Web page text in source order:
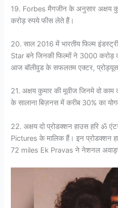
19. Forbes मैगजीन के अनुसार अक्षय
करोड़ रुपये फीस लेते हैं।
20. साल 2016 में भारतीय फिल्म
Star बने जिनकी फिल्मों ने 3000 करोड़
आज बॉलीवुड के सफलतम एक्टर,
21. अक्षय कुमार की मूवीज जिनमे वो
के सालाना बिज़नस में करीब 30% का
22. अक्षय दो प्रोडक्शन हाउस हरि ॐ
Pictures के मालिक हैं। इन प्रोडक्शन
72 miles Ek Pravas ने नेशनल